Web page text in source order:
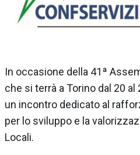
In occasione della 41ª
che si terrà a Torino dal 20
un incontro dedicato al
per lo sviluppo e la
Locali.